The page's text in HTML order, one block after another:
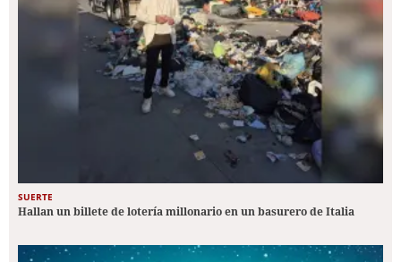
SUERTE
Hallan un billete de lotería millonario en un basurero de Italia